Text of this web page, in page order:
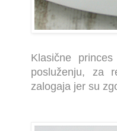
Klasične
posluženju, za
zalogaja jer su